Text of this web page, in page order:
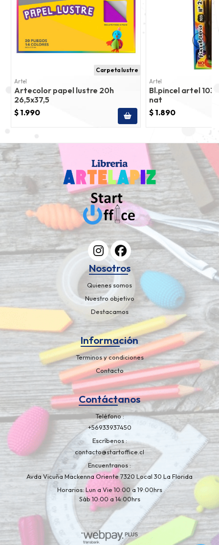
Carpeta lustre
Artel
Artecolor papel lustre 20h
26,5x37,5
$ 1.990
Artel
Bl.pincel artel
nat
$ 1.890
Nosotros
Quienes somos
Nuestro objetivo
Destacamos
Información
Terminos y condiciones
Contacto
Contáctanos
Teléfono
+56933937450
Escríbenos
contacto@startoffice.cl
Encuentranos
Avda Vicuña Mackenna Oriente 7320 Local 30 La Florida
Horarios: Lun a Vie 10:00 a 19:00hrs
Sáb 10:00 a 14:00hrs